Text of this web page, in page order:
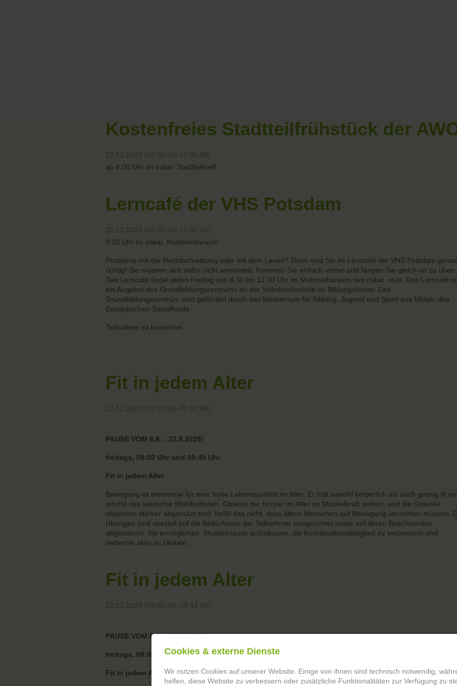
Kostenfreies Stadtteilfrühstück der
22.12.2023 (08:00:00–11:00:00)
ab 8:00 Uhr im oskar. Stadtteiltreff
Lerncafé der VHS Potsdam
22.12.2023 (08:30:00–11:00:00)
8:30 Uhr im oskar. Multimediaraum
Probleme mit der Rechtschreibung oder mit dem Lesen? Dann sind Sie im Lerncafé der VHS Potsdam
richtig! Sie müssen sich dafür nicht anmelden. Kommen Sie einfach vorbei und fangen Sie gleich an zu üben.
Das Lerncafé findet jeden Freitag von 8:30 bis 11:30 Uhr im Multmediaraum des oskar. statt. Das Lerncafé
ein Angebot des Grundbildungszentrums an der Volkshochschule im Bildungsforum. Das
Grundbildungszentrum wird gefördert durch das Ministerium für Bildung, Jugend und Sport aus Mitteln des
Europäischen Sozialfonds.
Teilnahme ist kostenfrei.
Fit in jedem Alter
22.12.2023 (09:00:00–08:59:00)
PAUSE VOM 8.8. - 22.8.2025!
freitags, 09:00 Uhr und 09:45 Uhr
Fit in jedem Alter
Bewegung ist elementar für eine hohe Lebensqualität im Alter. Er hält sowohl körperlich als auch geistig fit
erhöht das seelische Wohlbefinden. Obwohl der Körper im Alter an Muskelkraft verliert, und die Gelenke
allgemein stärker abgenutzt sind, heißt das nicht, dass ältere Menschen auf Bewegung verzichten müssen.
Übungen sind speziell auf die Bedürfnisse der Teilnehmer ausgerichtet sowie auf deren Beschwerden
abgestimmt. Sie ermöglichen Muskelmasse aufzubauen, die Koordinationsfähigkeit zu verbessern und
weiterhin aktiv zu bleiben.
Fit in jedem Alter
22.12.2023 (09:45:00–09:44:00)
PAUSE VOM 8.8. - 22.8.2025 !
freitags, 09:00 Uhr und 09:45 Uhr
Fit in jedem Alter
Cookies & externe Dienste
Wir nutzen Cookies auf unserer Website. Einige von ihnen sind technisch notwendig,
helfen, diese Website zu verbessern oder zusätzliche Funktionalitäten zur Verfügung zu